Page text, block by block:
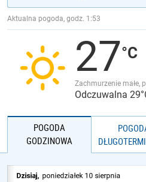
JAKOŚĆ POWIETRZA
Aktualna pogoda, godz. 1:53
27
Zachmurzenie małe,
Odczuwalna
POGODA
GODZINOWA